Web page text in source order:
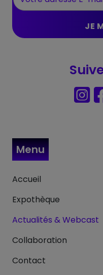
Menu
Accueil
Expothèque
Actualités & Webcast
Collaboration
Contact